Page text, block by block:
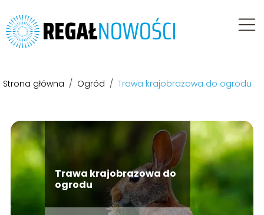
Strona główna / Ogród / Trawa krajobrazowa do ogrodu
Trawa krajobrazowa do
ogrodu